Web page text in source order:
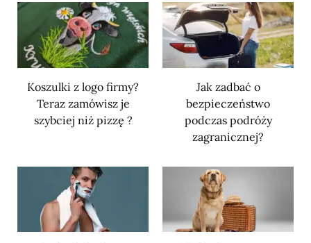
Koszulki z logo firmy?
Teraz zamówisz je
szybciej niż pizzę ?
Jak zadbać o
bezpieczeństwo
podczas podróży
zagranicznej?